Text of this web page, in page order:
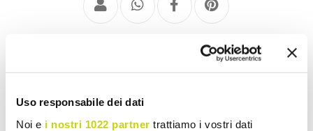
Uso responsabile dei dati
Noi e i nostri 1022 partner trattiamo i vostri dati
Krany Umywalkowe